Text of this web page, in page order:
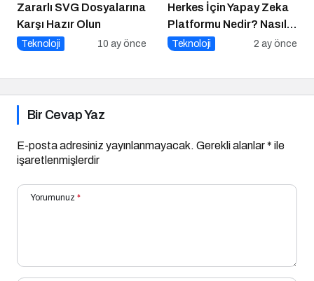
Zararlı SVG Dosyalarına
Karşı Hazır Olun
Teknoloji 10 ay önce
Herkes İçin Yapay Zeka
Platformu Nedir? Nasıl
Kullanılır?
Teknoloji 2 ay önce
Bir Cevap Yaz
E-posta adresiniz yayınlanmayacak. Gerekli alanlar* ile
işaretlenmişlerdir
Yorumunuz *